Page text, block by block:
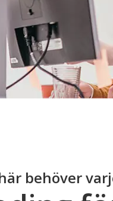
behöver